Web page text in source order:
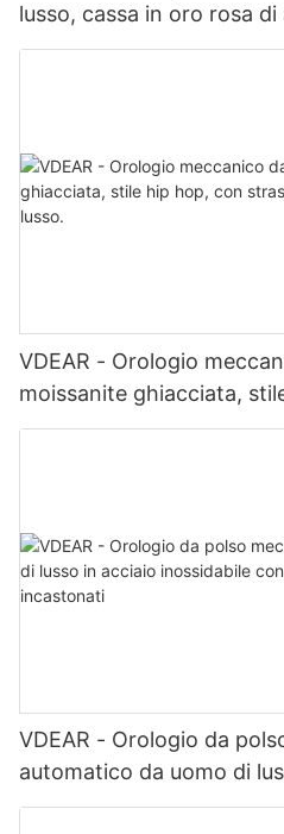
lusso, cassa in oro rosa
quarzo semplice e
VDEAR - Orologio
moissanite ghiacciata,
strass, gioiello di moda di
VDEAR - Orologio da
automatico da uomo di
inossidabile con